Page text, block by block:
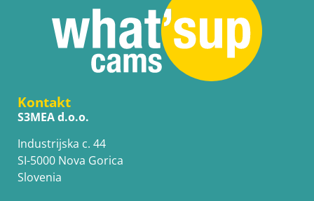
Kontakt
S3MEA d.o.o.
Industrijska c. 44
SI-5000 Nova Gorica
Slovenia